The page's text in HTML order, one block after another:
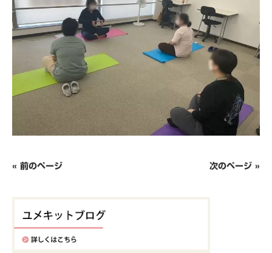
« 前のページ 次のページ »